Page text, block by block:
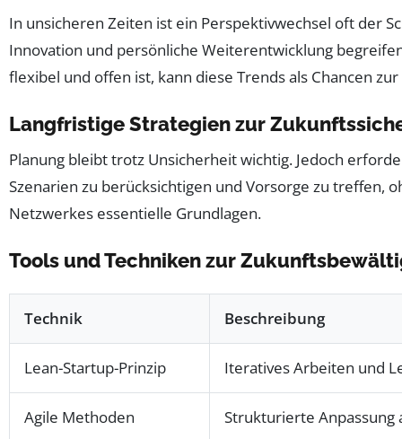
In unsicheren Zeiten ist ein Perspektivwechsel oft der
Innovation und persönliche Weiterentwicklung
flexibel und offen ist, kann diese Trends als Chancen
Langfristige Strategien zur
Planung bleibt trotz Unsicherheit wichtig. Jedoch
Szenarien zu berücksichtigen und Vorsorge zu treffen,
Netzwerkes essentielle Grundlagen.
Tools und Techniken zur
Technik Beschreibung
Lean-Startup-Prinzip Iteratives Arbeiten und
Agile Methoden Strukturierte Anpassung